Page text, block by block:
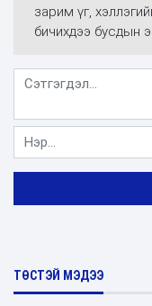
зарим үг,
бичихдээ бусдын
ТӨСТЭЙ МЭДЭЭ